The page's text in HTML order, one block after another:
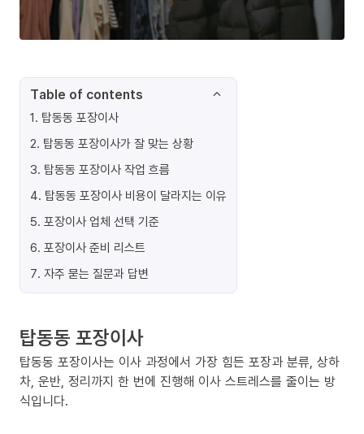
Table of contents
1. 탑동동 포장이사
2. 탑동동 포장이사가 잘 맞는 상황
3. 탑동동 포장이사 작업 흐름
4. 탑동동 포장이사 비용이 달라지는 이유
5. 포장이사 업체 선택 기준
6. 포장이사 준비 리스트
7. 자주 묻는 질문과 답변
탑동동 포장이사
탑동동 포장이사는 이사 과정에서 가장 힘든 포장과 분류, 상하
차, 운반, 정리까지 한 번에 진행해 이사 스트레스를 줄이는 방
식입니다.